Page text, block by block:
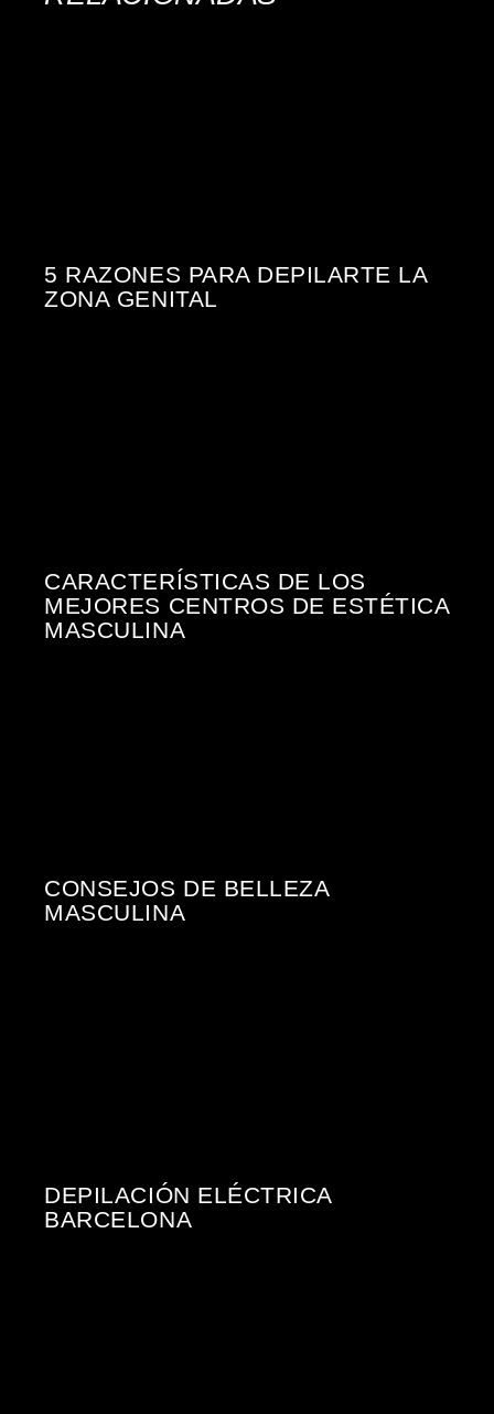
5 RAZONES PARA DEPILARTE LA
ZONA GENITAL
CARACTERÍSTICAS DE LOS
MEJORES CENTROS DE ESTÉTICA
MASCULINA
CONSEJOS DE BELLEZA
MASCULINA
DEPILACIÓN ELÉCTRICA
BARCELONA